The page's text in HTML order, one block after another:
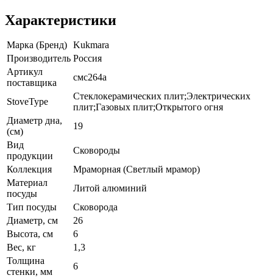
Характеристики
Марка (Бренд) Kukmara
Производитель Россия
Артикул
поставщика
смс264а
StoveType
Стеклокерамических плит;Электрических
плит;Газовых плит;Открытого огня
Диаметр дна,
(см)
19
Вид
продукции
Сковороды
Коллекция
Мраморная (Светлый мрамор)
Материал
посуды
Литой алюминий
Тип посуды
Сковорода
Диаметр, см
26
Высота, см
6
Вес, кг
1,3
Толщина
стенки, мм
6